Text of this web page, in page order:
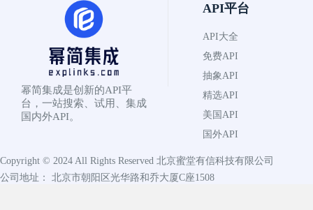
幂简集成是创新的API平
台，一站搜索、试用、集成
国内外API。
API平台
API大全
免费API
抽象API
精选API
美国API
国外API
Copyright © 2024 All Rights Reserved 北京蜜堂有信科技有限公司
公司地址： 北京市朝阳区光华路和乔大厦C座1508